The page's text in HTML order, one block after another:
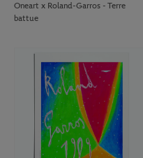
Oneart x Roland-Garros - Terre
battue